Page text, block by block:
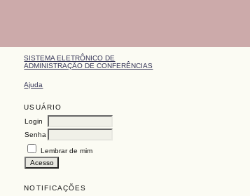
SISTEMA ELETRÔNICO DE
ADMINISTRAÇÃO DE CONFERÊNCIAS
Ajuda
USUÁRIO
Login
Senha
Lembrar de mim
NOTIFICAÇÕES